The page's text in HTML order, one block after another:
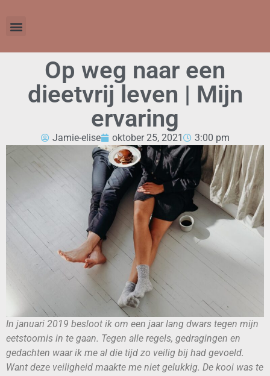
Op weg naar een
dieetvrij leven | Mijn
ervaring
Jamie-elise oktober 25, 2021 3:00 pm
In januari 2019 besloot ik om een jaar lang dwars tegen mijn
eetstoornis in te gaan. Tegen alle regels, gedragingen en
gedachten waar ik me al die tijd zo veilig bij had gevoeld.
Want deze veiligheid maakte me niet gelukkig. De kooi was te